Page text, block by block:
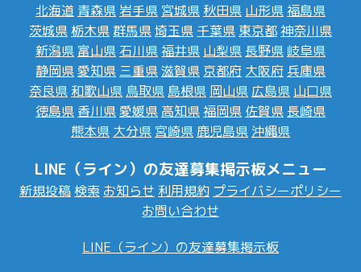
北海道 青森県 岩手県 宮城県 秋田県 山形県福島県
茨城県 栃木県群馬県埼玉県 千葉県 東京都神奈川県
新潟県 富山県 石川県福井県 山梨県 長野県 岐阜県
静岡県愛知県 三重県滋賀県 京都府 大阪府 兵庫県
奈良県 和歌山県 鳥取県 島根県 岡山県 広島県 山口県
徳島県 香川県愛媛県 高知県福岡県 佐賀県 長崎県
熊本県 大分県 宮崎県 鹿児島県 沖縄県
LINE（ライン）の友達募集掲示板メニュー
新規投稿 検索 お知らせ 利用規約 プライバシーポリシー
お問い合わせ
LINE（ライン）の友達募集掲示板